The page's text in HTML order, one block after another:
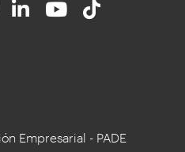
Empresarial - PADE